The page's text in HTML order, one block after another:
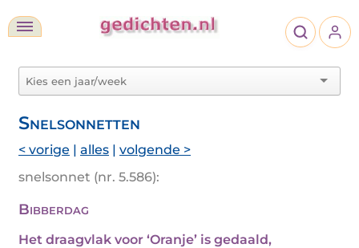
Snelsonnetten
< vorige | alles | volgende >
snelsonnet (nr. 5.586):
Bibberdag
Het draagvlak voor ‘Oranje’ is gedaald,